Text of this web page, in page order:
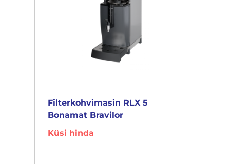
Filterkohvimasin RLX 5
Bonamat Bravilor
Küsi hinda